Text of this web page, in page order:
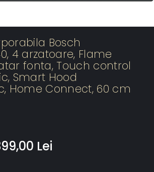
Bosch
4 arzatoare, Flame
fonta, Touch control
Smart Hood
Home Connect, 60 cm
Lei